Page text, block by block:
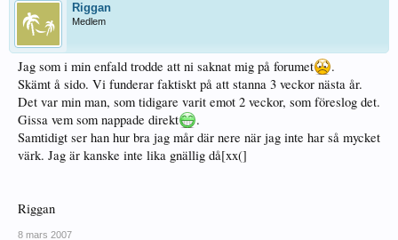
Riggan
Medlem
Jag som i min enfald trodde att ni saknat mig på forumet
.
Skämt å sido. Vi funderar faktiskt på att stanna 3 veckor nästa år.
Det var min man, som tidigare varit emot 2 veckor, som föreslog det.
Gissa vem som nappade direkt
.
Samtidigt ser han hur bra jag mår där nere när jag inte har så mycket
värk. Jag är kanske inte lika gnällig då[xx(]
Riggan
8 mars 2007